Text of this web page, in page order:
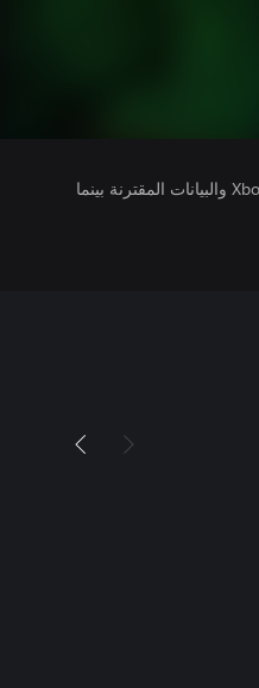
يتلقى ناشرو الألعاب التي تقوم بتشغيلها وصولاً إلى معلومات ملف تعريفك في Xbox والبيانات المقترنة بينما